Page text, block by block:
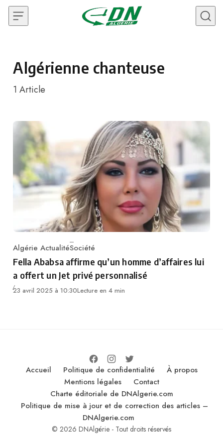
Skip to content
Algérienne chanteuse
1 Article
Category
Algérie ActualitéSociété
Fella Ababsa affirme qu’un homme d’affaires lui
a offert un Jet privé personnalisé
23 avril 2025 à 10:30Lecture en 4 min
Accueil Politique de confidentialité
À propos
Mentions légales
Contact
Charte éditoriale de DNAlgerie.com
Politique de mise à jour et de correction des articles –
DNAlgerie.com
© 2026 DNAlgérie - Tout droits réservés